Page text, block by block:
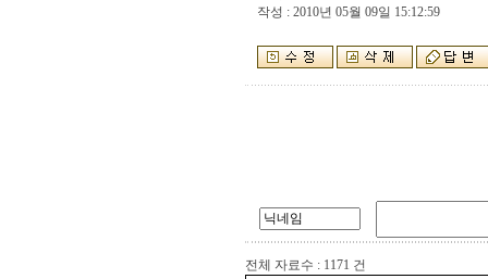
작성 : 2010년 05월 09일 15:12:59
전체 자료수 : 1171 건